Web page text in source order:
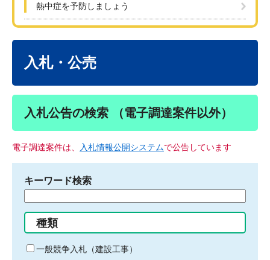
熱中症を予防しましょう
入札・公売
入札公告の検索 （電子調達案件以外）
電子調達案件は、 入札情報公開システムで公告しています
キーワード検索
る
キ
種類
一般競争入札（建設工事）